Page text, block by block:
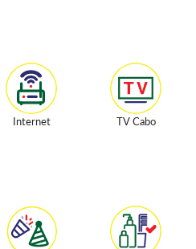
Internet TV Cabo